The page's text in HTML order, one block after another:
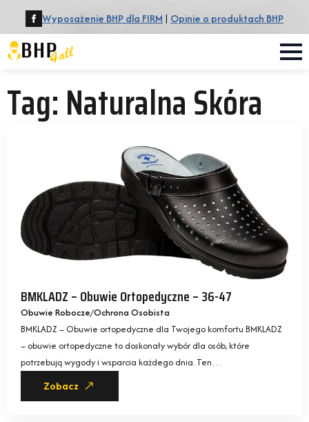
Wyposażenie BHP dla FIRM | Opinie o produktach BHP
Tag:Naturalna Skóra
BMKLADZ – Obuwie Ortopedyczne – 36-47
Obuwie Robocze Ochrona Osobista
BMKLADZ – Obuwie ortopedyczne dla Twojego komfortu BMKLADZ
– obuwie ortopedyczne to doskonały wybór dla osób, które
potrzebują wygody i wsparcia każdego dnia. Ten…
Zobacz